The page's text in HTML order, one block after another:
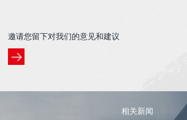
邀请您留下对我们的意见和建议
相关新闻